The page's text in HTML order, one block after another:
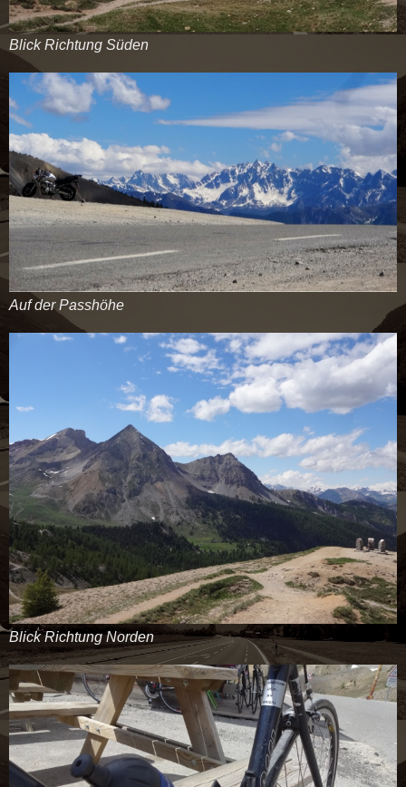
Blick Richtung Süden
Auf der Passhöhe
Blick Richtung Norden